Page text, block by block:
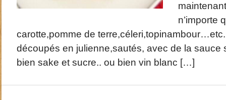
n’importe
carotte,pomme de
découpés en julienne,sautés, avec de la sauce
bien sake et sucre.. ou bien vin blanc […]